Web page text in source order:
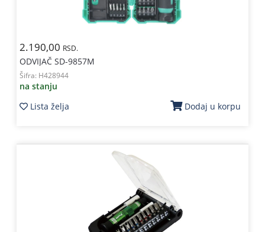
2.190,00 RSD.
ODVIJAČ SD-9857M
Šifra: H428944
na stanju
Lista želja
Dodaj u korpu